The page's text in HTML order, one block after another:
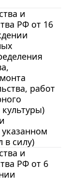
и
РФ от 16
работ
в силу)
и
РФ от 6